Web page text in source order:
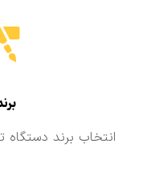
انتخاب برند